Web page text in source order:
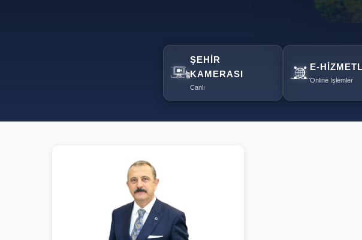
ŞEHIR
KAMERASI
Canlı
E-
Online İşlemler